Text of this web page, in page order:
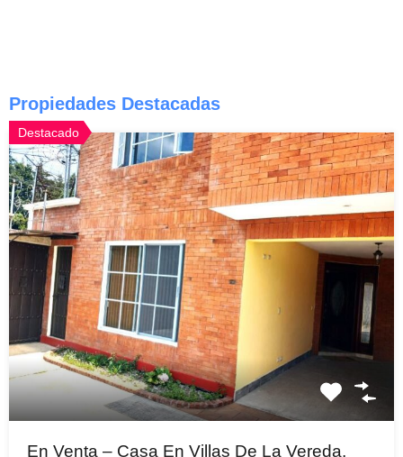
Propiedades Destacadas
Destacado
En Venta – Casa En Villas De La Vereda,